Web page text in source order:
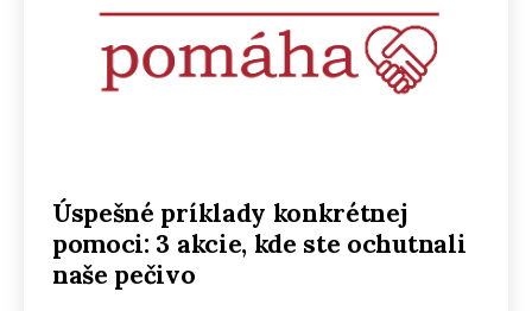
Úspešné príklady konkrétnej
pomoci: 3 akcie, kde ste ochutnali
naše pečivo